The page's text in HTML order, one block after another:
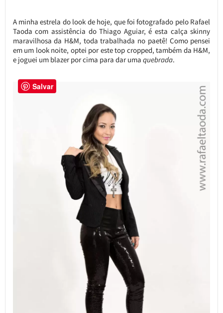
A minha estrela do look de hoje, que foi fotografado pelo Rafael
Taoda com assistência do Thiago Aguiar, é esta calça skinny
maravilhosa da H&M, toda trabalhada no paetê! Como pensei
em um look noite, optei por este top cropped, também da H&M,
e joguei um blazer por cima para dar uma quebrada.
Salvar